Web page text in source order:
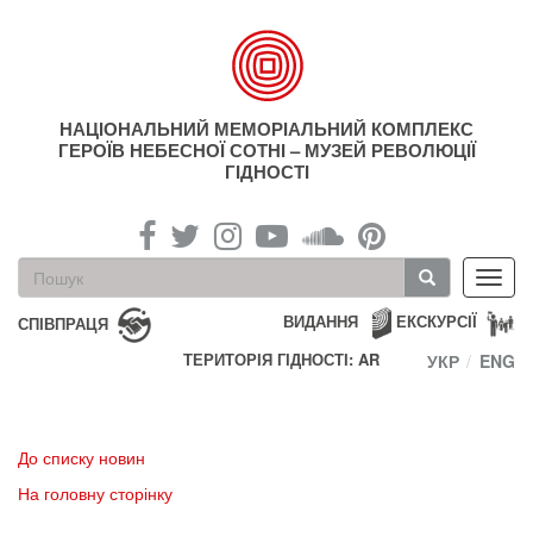
НАЦІОНАЛЬНИЙ МЕМОРІАЛЬНИЙ КОМПЛЕКС
ГЕРОЇВ НЕБЕСНОЇ СОТНІ – МУЗЕЙ РЕВОЛЮЦІЇ
ГІДНОСТІ
Пошукова
форма
Пошук
СПІВПРАЦЯ ЕКСКУРСІЇ
ВИДАННЯ
ТЕРИТОРІЯ ГІДНОСТІ: AR
УКР ENG
До списку новин
На головну сторінку